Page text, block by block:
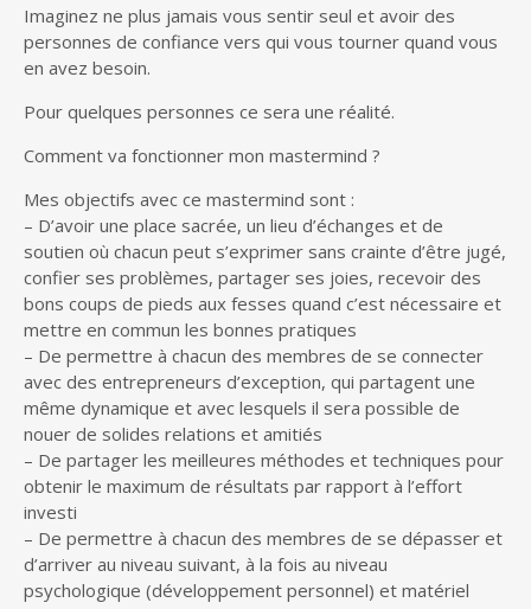
Imaginez ne plus jamais vous sentir seul et avoir des
personnes de confiance vers qui vous tourner quand vous
en avez besoin.
Pour quelques personnes ce sera une réalité.
Comment va fonctionner mon mastermind ?
Mes objectifs avec ce mastermind sont :
– D’avoir une place sacrée, un lieu d’échanges et de
soutien où chacun peut s’exprimer sans crainte d’être jugé,
confier ses problèmes, partager ses joies, recevoir des
bons coups de pieds aux fesses quand c’est nécessaire et
mettre en commun les bonnes pratiques
– De permettre à chacun des membres de se connecter
avec des entrepreneurs d’exception, qui partagent une
même dynamique et avec lesquels il sera possible de
nouer de solides relations et amitiés
– De partager les meilleures méthodes et techniques pour
obtenir le maximum de résultats par rapport à l’effort
investi
– De permettre à chacun des membres de se dépasser et
d’arriver au niveau suivant, à la fois au niveau
psychologique (développement personnel) et matériel